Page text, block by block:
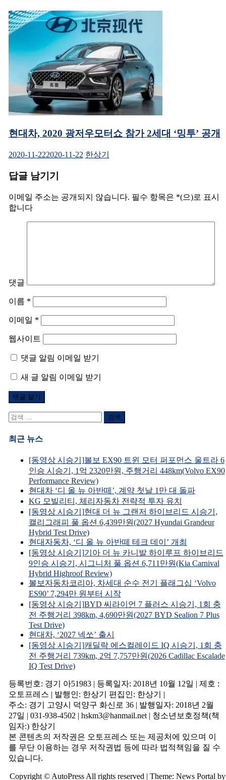
현대차, 2020 광저우모터쇼 참가 2세대 ‘밍투’ 공개
2020-11-222020-11-22 한상기
답글 남기기
이메일 주소는 공개되지 않습니다. 필수 항목은 *(으)로 표시
합니다
댓글
이름 *
이메일 *
웹사이트
댓글 알림 이메일 받기
새 글 알림 이메일 받기
검
어:
최근 뉴스
[동영상 시승기]볼보 EX90 트윈 모터 퍼포먼스 울트라 6
인승 시승기, 1억 2320만원, 주행거리 448km(Volvo EX90
Performance Review)
현대차 ‘디 올 뉴 아반떼’, 계약 첫날 1만 대 돌파
KG 모빌리티, 체리자동차 전략적 투자 유치
[동영상 시승기]현대 더 뉴 그랜저 하이브리드 시승기,
캘리그래피 풀 옵션 6,439만원(2027 Hyundai Grandeur
Hybrid Test Drive)
현대자동차, ‘디 올 뉴 아반떼 테크 데이’ 개최
[동영상 시승기]기아 더 뉴 카니발 하이루프 하이브리드
9인승 시승기, 시그니처 풀 옵션 6,711만원(Kia Carnival
Hybrid Highroof Review)
볼보자동차코리아, 차세대 순수 전기 플래그십 ‘Volvo
ES90’ 7,294만 원부터 시작
[동영상 시승기]BYD 씨라이언 7 플러스 시승기, 1회 충
전 주행거리 398km, 4,690만원(2027 BYD Sealion 7 Plus
Test Drive)
현대차, ‘2027 넥쏘’ 출시
[동영상 시승기]캐딜락 에스컬레이드 IQ 시승기, 1회 충
전 주행거리 739km, 2억 7,757만원(2026 Cadillac Escalade
IQ Test Drive)
등록번호: 경기 아51983 | 등록일자: 2018년 10월 12일 | 제호 :
오토프레스 | 발행인: 한상기 편집인: 한상기 |
주소: 경기 고양시 덕양구 화신로 36 | 발행일자: 2018년 2월
27일 | 031-938-4502 | hskm3@hanmail.net | 청소년보호정책(책
임자:) 한상기
본 콘텐츠의 저작권은 오토프레스 또는 제공처에 있으며 이
를 무단 이용하는 경우 저작권법 등에 따라 법적책임을 질 수
있습니다.
Copyright © AutoPress All rights reserved Theme: News Portal by